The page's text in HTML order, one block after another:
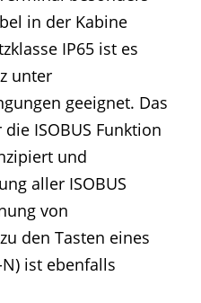
in der Kabine
IP65 ist es
unter
geeignet. Das
ISOBUS Funktion
und
aller ISOBUS
von
den Tasten eines
N) ist ebenfalls